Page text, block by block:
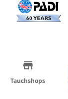
Tauchshops